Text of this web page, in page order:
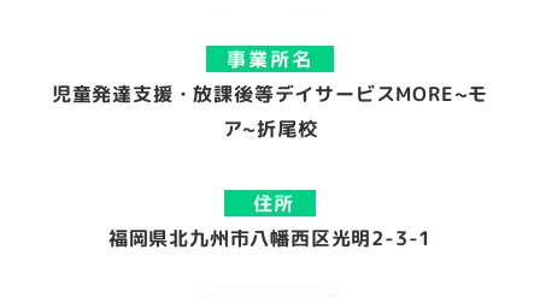
事業所名
児童発達支援・放課後等デイサービスMORE~モ
ア~折尾校
住所
福岡県北九州市八幡西区光明2-3-1